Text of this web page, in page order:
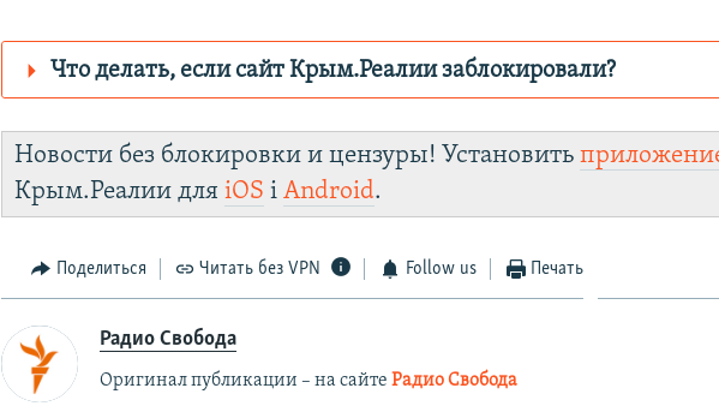
Что делать, если сайт Крым.Реалии заблокировали?
https://d3dfhuxm2n0q8b.cloudfront.net/
Telegram
Instagram Viber
Новости без блокировки и цензуры! Установить
Крым.Реалии дляiOS іAndroid.
Поделиться Читать без VPN Follow us Печать
Радио Свобода
Оригинал публикации – на сайтеРадио Свобода